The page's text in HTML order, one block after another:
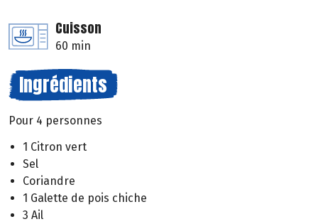
Cuisson
60 min
Ingrédients
Pour 4 personnes
1 Citron vert
Sel
Coriandre
1 Galette de pois chiche
3 Ail